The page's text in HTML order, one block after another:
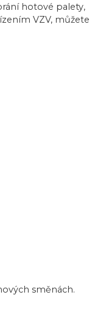
hotové palety,
VZV, můžete
směnách.